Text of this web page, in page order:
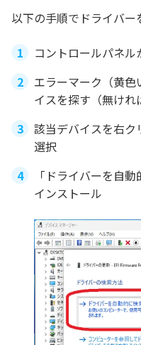
以下の手順でドライバー
コントロールパネル
エラーマーク（黄
イスを探す（無けれ
該当デバイスを右ク
選択
「ドライバーを自
インストール